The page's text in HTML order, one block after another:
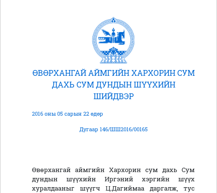
ӨВӨРХАНГАЙ АЙМГИЙН ХАРХОРИН СУМ
ДАХЬ СУМ ДУНДЫН ШҮҮХИЙН
ШИЙДВЭР
2016 оны 05 сарын 22 өдөр
Дугаар 146/ШШ2016/00165
Өвөрхангай аймгийн Хархорин сум дахь Сум
дундын шүүхийн Иргэний хэргийн шүүх
хуралдааныг шүүгч Ц.Дагиймаа даргалж, тус